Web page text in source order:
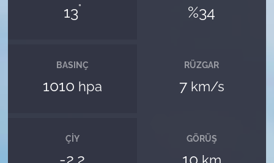
13° %34
BASINÇ
1010 hpa
RÜZGAR
7 km/s
ÇIY GÖRÜŞ